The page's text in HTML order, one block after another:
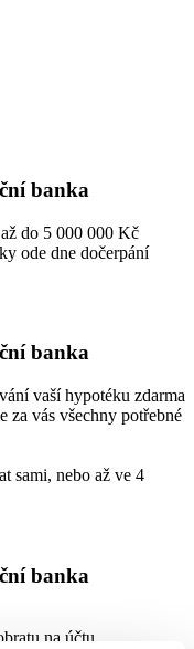
banka
do 5 000 000 Kč
ode dne dočerpání
banka
vaší hypotéku zdarma
za vás všechny potřebné
sami, nebo až ve 4
banka
na účtu